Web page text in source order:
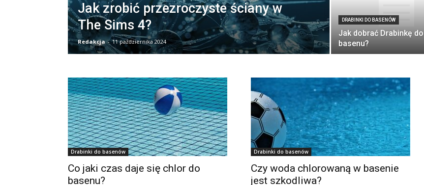
Jak zrobić przezroczyste ściany w
The Sims 4?
Redakcja - 11 października 2024
DRABINKI DO BASENÓW
Jak dobrać Drabinkę do
basenu?
Drabinki do basenów
Co jaki czas daje się chlor do
basenu?
Drabinki do basenów
Czy woda chlorowaną w basenie
jest szkodliwa?